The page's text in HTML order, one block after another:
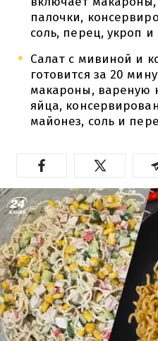
палочки,
соль, перец, укроп
Салат с мивиной и
готовится за 20
макароны, вареную
яйца,
майонез, соль и